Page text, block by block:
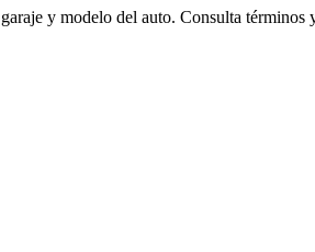
y modelo del auto. Consulta términos